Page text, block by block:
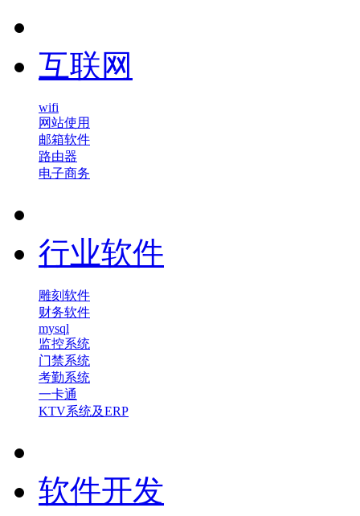
互联网
wifi
网站使用
邮箱软件
路由器
电子商务
行业软件
雕刻软件
财务软件
mysql
监控系统
门禁系统
考勤系统
一卡通
KTV系统及ERP
软件开发